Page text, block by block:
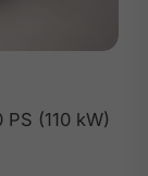
(110 kW)